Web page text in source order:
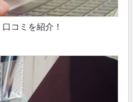
コミを紹介！